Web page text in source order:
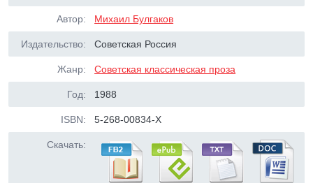
Автор: Михаил Булгаков
Издательство: Советская Россия
Жанр: Советская классическая проза
Год: 1988
ISBN: 5-268-00834-X
Скачать: